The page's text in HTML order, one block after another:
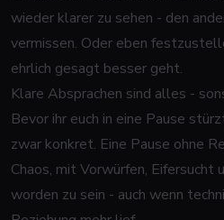
wieder klarer zu sehen - den
vermissen. Oder eben
ehrlich gesagt besser geht.
Klare Absprachen sind alles -
Bevor ihr euch in eine Pause
zwar konkret. Eine Pause ohne
Chaos, mit Vorwürfen, Eifersucht
worden zu sein - auch wenn